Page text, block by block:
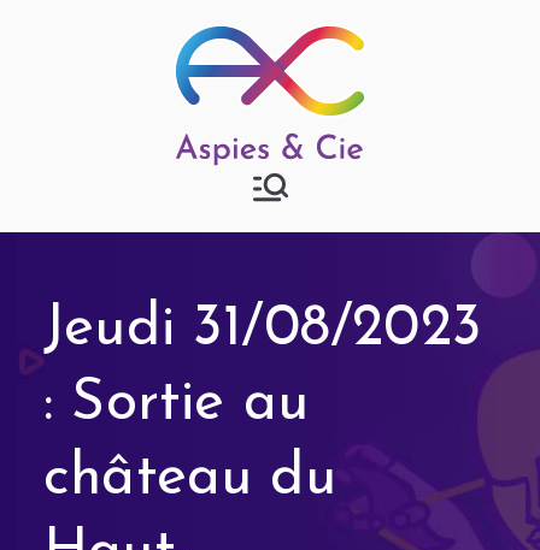
Aspies & Cie
Jeudi 31/08/2023
: Sortie au
château du